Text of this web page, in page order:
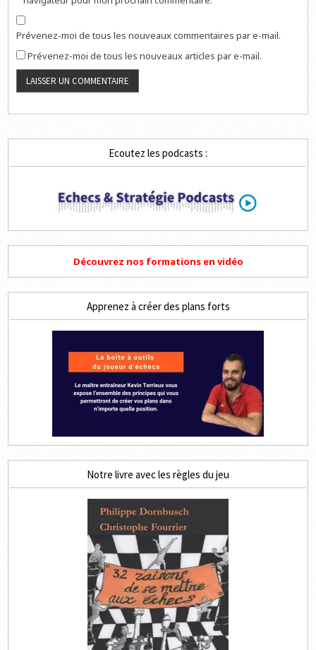
Prévenez-moi de tous les nouveaux commentaires par e-mail.
Prévenez-moi de tous les nouveaux articles par e-mail.
Ecoutez les podcasts :
Découvrez nos formations en vidéo
Apprenez à créer des plans forts
Notre livre avec les règles du jeu